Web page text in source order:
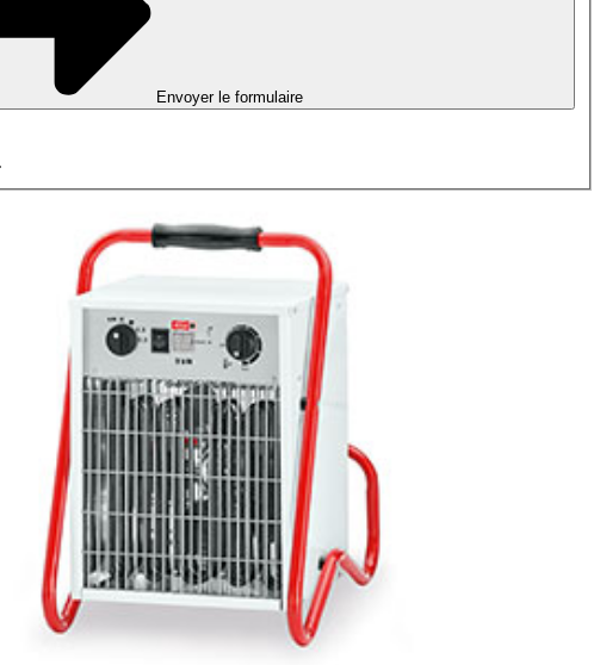
Envoyer le formulaire